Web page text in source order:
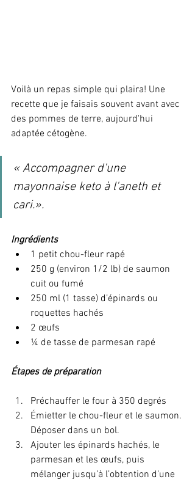
Voilà un repas simple qui plaira! Une
recette que je faisais souvent avant avec
des pommes de terre, aujourd'hui
adaptée cétogène.
« Accompagner d'une
mayonnaise keto à l'aneth et
cari.».
Ingrédients
1 petit chou-fleur rapé
250 g (environ 1/2 lb) de saumon
cuit ou fumé
250 ml (1 tasse) d’épinards ou
roquettes hachés
2 œufs
¼ de tasse de parmesan rapé
Étapes de préparation
Préchauffer le four à 350 degrés
Émietter le chou-fleur et le saumon.
Déposer dans un bol.
Ajouter les épinards hachés, le
parmesan et les œufs, puis
mélanger jusqu’à l’obtention d’une